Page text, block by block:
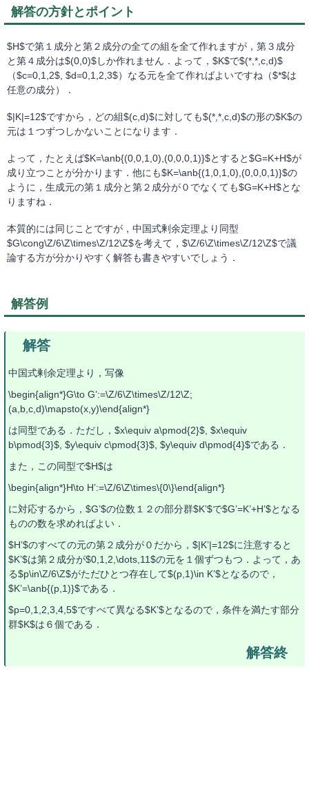
解答の方針とポイント
$H$で第１成分と第２成分の全ての組を全て作れますが，第３成分
と第４成分は$(0,0)$しか作れません．よって，$K$で$(*,*,c,d)$
（$c=0,1,2$, $d=0,1,2,3$）なる元を全て作ればよいですね（$*$は
任意の成分）．
$|K|=12$ですから，どの組$(c,d)$に対しても$(*,*,c,d)$の形の$K$の
元は１つずつしかないことになります．
よって，たとえば$K=\anb{(0,0,1,0),(0,0,0,1)}$とすると$G=K+H$が
成り立つことが分かります．他にも$K=\anb{(1,0,1,0),(0,0,0,1)}$の
ように，生成元の第１成分と第２成分が０でなくても$G=K+H$とな
りますね．
本質的には同じことですが，中国式剰余定理より同型
$G\cong\Z/6\Z\times\Z/12\Z$を考えて，$\Z/6\Z\times\Z/12\Z$で議
論する方が分かりやすく解答も書きやすいでしょう．
解答例
中国式剰余定理より，写像
\begin{align*}G\to G’:=\Z/6\Z\times\Z/12\Z;
(a,b,c,d)\mapsto(x,y)\end{align*}
は同型である．ただし，$x\equiv a\pmod{2}$, $x\equiv
b\pmod{3}$, $y\equiv c\pmod{3}$, $y\equiv d\pmod{4}$である．
また，この同型で$H$は
\begin{align*}H\to H’:=\Z/6\Z\times\{0\}\end{align*}
に対応するから，$G’$の位数１２の部分群$K’$で$G’=K’+H’$となる
ものの数を求めればよい．
$H’$のすべての元の第２成分が０だから，$|K’|=12$に注意すると
$K’$は第２成分が$0,1,2,\dots,11$の元を１個ずつもつ．よって，あ
る$p\in\Z/6\Z$がただひとつ存在して$(p,1)\in K’$となるので，
$K’=\anb{(p,1)}$である．
$p=0,1,2,3,4,5$ですべて異なる$K’$となるので，条件を満たす部分
群$K$は６個である．